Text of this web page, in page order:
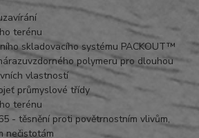
terénu
skladovacího systému PACKOUT™
polymeru pro dlouhou
vlastností
průmyslové třídy
terénu
- těsnění proti povětrnostním vlivům,
nečistotám